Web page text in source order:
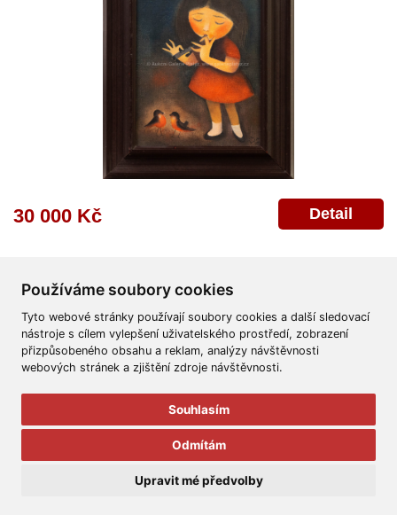
Používáme soubory cookies
Tyto webové stránky používají soubory cookies a další sledovací
nástroje s cílem vylepšení uživatelského prostředí, zobrazení
přizpůsobeného obsahu a reklam, analýzy návštěvnosti
webových stránek a zjištění zdroje návštěvnosti.
Souhlasím
Odmítám
Upravit mé předvolby
30 000 Kč Detail
Všeobecné obchodní podmínky Reklamační řád
Ochrana osobních údajů
Všechna práva vyhrazena.